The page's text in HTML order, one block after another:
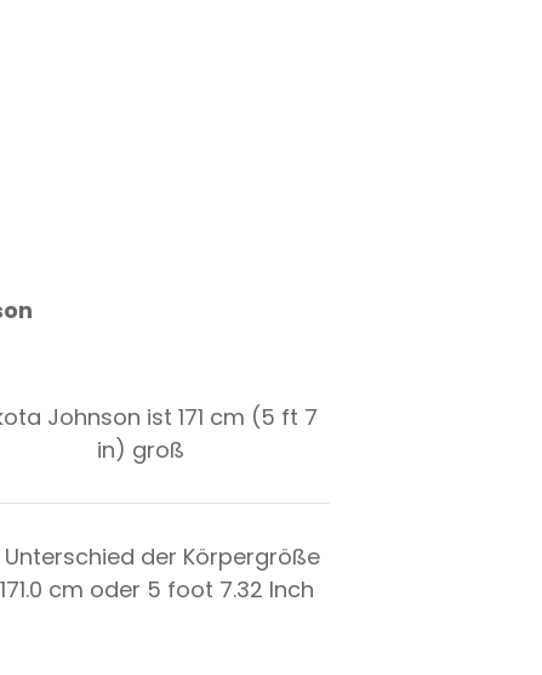
Johnson ist 171 cm (5 ft 7
in) groß
Unterschied der Körpergröße
171.0 cm oder 5 foot 7.32 Inch